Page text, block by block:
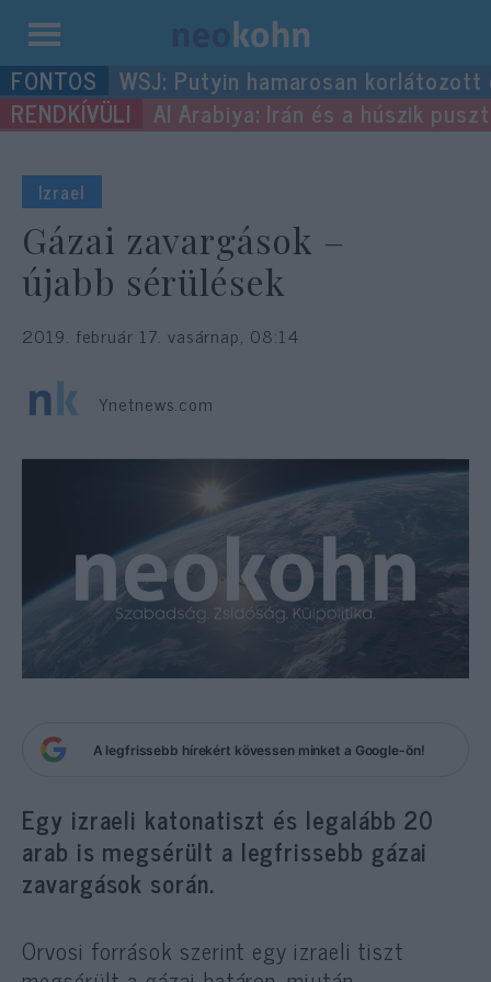
Kilépés
a
tartalomba
WSJ: Putyin hamarosan
Al Arabiya: Irán és a húszik
Izrael
Gázai zavargások –
újabb sérülések
2019. február 17. vasárnap, 08:14
Ynetnews.com
A legfrissebb hírekért kövessen minket a Google-ön!
Egy izraeli katonatiszt és legalább 20
arab is megsérült a legfrissebb gázai
zavargások során.
Orvosi források szerint egy izraeli tiszt